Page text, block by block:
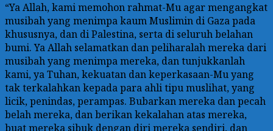
“Ya Allah, kami memohon rahmat-Mu agar mengangkat
musibah yang menimpa kaum Muslimin di Gaza pada
khususnya, dan di Palestina, serta di seluruh belahan
bumi. Ya Allah selamatkan dan peliharalah mereka dari
musibah yang menimpa mereka, dan tunjukkanlah
kami, ya Tuhan, kekuatan dan keperkasaan-Mu yang
tak terkalahkan kepada para ahli tipu muslihat, yang
licik, penindas, perampas. Bubarkan mereka dan pecah
belah mereka, dan berikan kekalahan atas mereka,
buat mereka sibuk dengan diri mereka sendiri, dan